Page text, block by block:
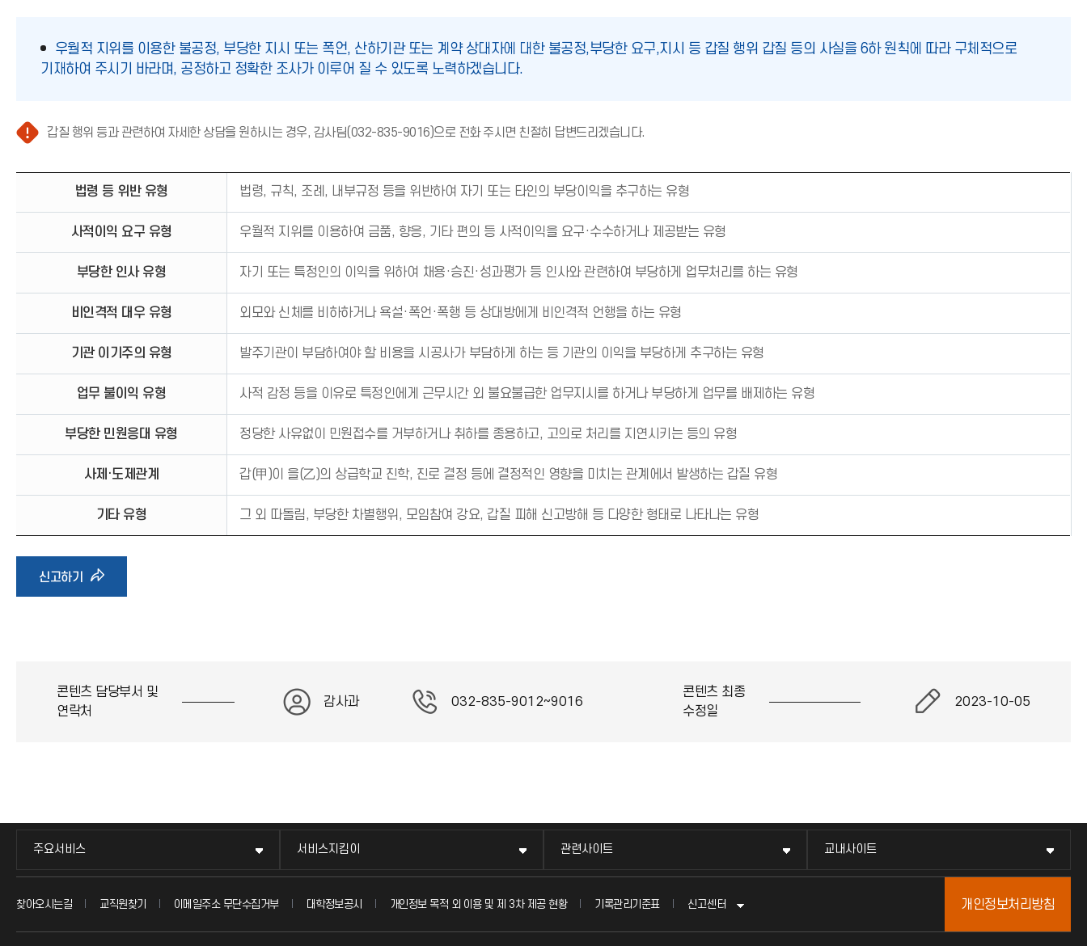
우월적 지위를 이용한 불공정, 부당한 지시 또는 폭언, 산하기관 또는 계약 상대자에 대한 불공정,부당한 요구,지시 등 갑질 행위 갑질 등의 사실을 6하 원칙에 따라 구체적으로
기재하여 주시기 바라며, 공정하고 정확한 조사가 이루어 질 수 있도록 노력하겠습니다.
갑질 행위 등과 관련하여 자세한 상담을 원하시는 경우, 감사팀(032-835-9016)으로 전화 주시면 친절히 답변드리겠습니다.
느
아
이
콘
)
법령 등 위반 유형 법령, 규칙, 조례, 내부규정 등을 위반하여 자기 또는 타인의 부당이익을 추구하는 유형
사적이익 요구 유형 우월적 지위를 이용하여 금품, 향응, 기타 편의 등 사적이익을 요구·수수하거나 제공받는 유형
부당한 인사 유형 자기 또는 특정인의 이익을 위하여 채용·승진·성과평가 등 인사와 관련하여 부당하게 업무처리를 하는 유형
비인격적 대우 유형 외모와 신체를 비하하거나 욕설·폭언·폭행 등 상대방에게 비인격적 언행을 하는 유형
기관 이기주의 유형 발주기관이 부담하여야 할 비용을 시공사가 부담하게 하는 등 기관의 이익을 부당하게 추구하는 유형
업무 불이익 유형 사적 감정 등을 이유로 특정인에게 근무시간 외 불요불급한 업무지시를 하거나 부당하게 업무를 배제하는 유형
부당한 민원응대 유형 정당한 사유없이 민원접수를 거부하거나 취하를 종용하고, 고의로 처리를 지연시키는 등의 유형
사제·도제관계 갑(甲)이 을(乙)의 상급학교 진학, 진로 결정 등에 결정적인 영향을 미치는 관계에서 발생하는 갑질 유형
기타 유형 그 외 따돌림, 부당한 차별행위, 모임참여 강요, 갑질 피해 신고방해 등 다양한 형태로 나타나는 유형
신고하기 바
기
콘텐츠 담당부서 및
연락처
감사과 032-835-9012~9016
콘텐츠 최종
수정일
2023-10-05
주요서비스 서비스지킴이 관련사이트 교내사이트
찾아오시는길 교직원찾기 이메일주소 무단수집거부 대학정보공시 개인정보 목적 외 이용 및 제 3차 제공 현황 기록관리기준표 신고센터 개인정보처리방침